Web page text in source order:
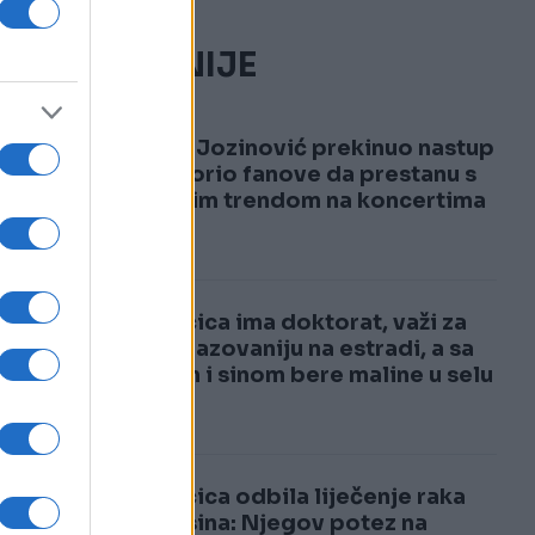
NAJČITANIJE
1
Jakov Jozinović prekinuo nastup
i upozorio fanove da prestanu s
opasnim trendom na koncertima
2
Pjevačica ima doktorat, važi za
najobrazovaniju na estradi, a sa
mužem i sinom bere maline u selu
Pjevačica odbila liječenje raka
zbog sina: Njegov potez na